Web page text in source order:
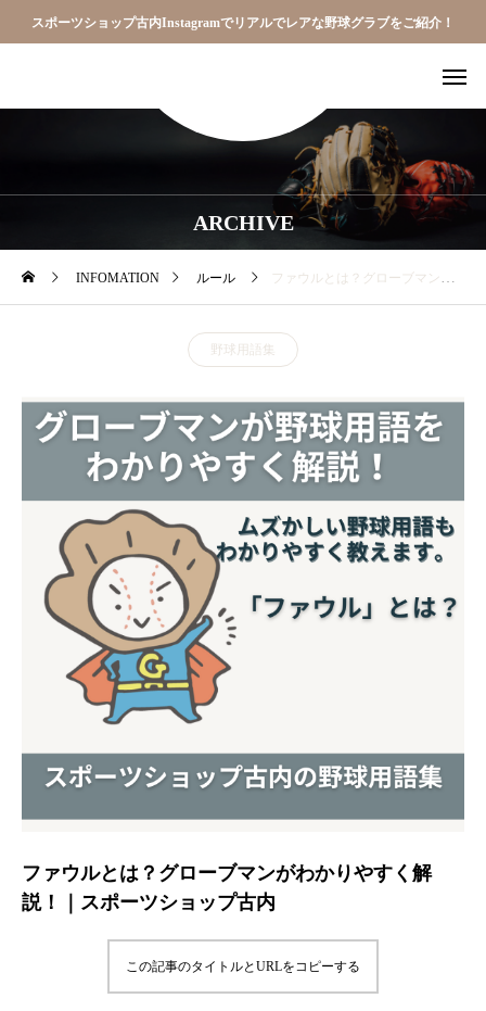
スポーツショップ古内Instagramでリアルでレアな野球グラブをご紹介！
ARCHIVE
INFOMATION ルール ファウルとは？グローブマンがわかりやすく解説！｜スポーツショップ古内
野球用語集
ファウルとは？グローブマンがわかりやすく解
説！｜スポーツショップ古内
この記事のタイトルとURLをコピーする